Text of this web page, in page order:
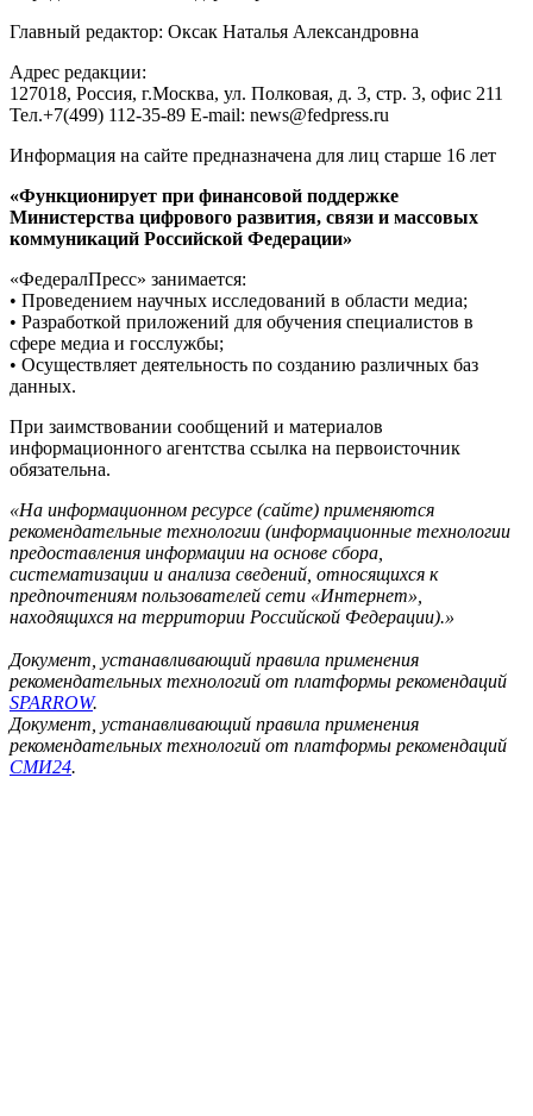
Главный редактор: Оксак Наталья Александровна
Адрес редакции:
127018, Россия, г.Москва, ул. Полковая, д. 3, стр. 3, офис 211
Тел.+7(499) 112-35-89 E-mail: news@fedpress.ru
Информация на сайте предназначена для лиц старше 16 лет
«Функционирует при финансовой поддержке
Министерства цифрового развития, связи и массовых
коммуникаций Российской Федерации»
«ФедералПресс» занимается:
• Проведением научных исследований в области медиа;
• Разработкой приложений для обучения специалистов в
сфере медиа и госслужбы;
• Осуществляет деятельность по созданию различных баз
данных.
При заимствовании сообщений и материалов
информационного агентства ссылка на первоисточник
обязательна.
«На информационном ресурсе (сайте) применяются
рекомендательные технологии (информационные технологии
предоставления информации на основе сбора,
систематизации и анализа сведений, относящихся к
предпочтениям пользователей сети «Интернет»,
находящихся на территории Российской Федерации).»
Документ, устанавливающий правила применения
рекомендательных технологий от платформы рекомендаций
SPARROW.
Документ, устанавливающий правила применения
рекомендательных технологий от платформы рекомендаций
СМИ24.